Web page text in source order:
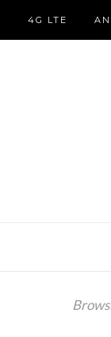
4G LTE